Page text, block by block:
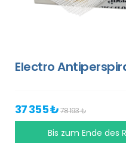
Electro
37 355 ₺78 193 ₺
Bis zum Ende des